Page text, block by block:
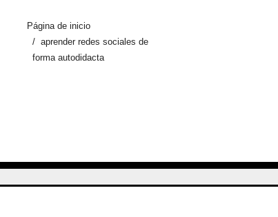
Página de inicio
aprender redes sociales de
forma autodidacta